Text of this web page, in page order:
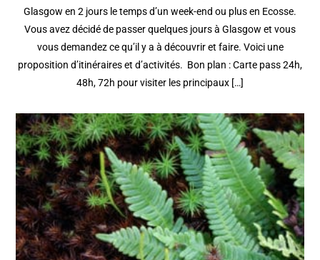
Glasgow en 2 jours le temps d’un week-end ou plus en Ecosse.
Vous avez décidé de passer quelques jours à Glasgow et vous
vous demandez ce qu’il y a à découvrir et faire. Voici une
proposition d’itinéraires et d’activités. Bon plan : Carte pass 24h,
48h, 72h pour visiter les principaux […]